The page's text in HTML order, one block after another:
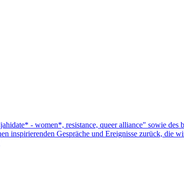
- women*, resistance, queer alliance" sowie
inspirierenden Gespräche und Ereignisse zurück, die